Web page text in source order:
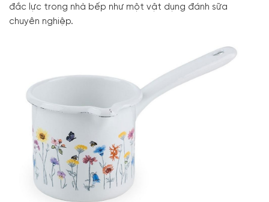
đắc lực trong nhà bếp như một vật dụng đánh sữa
chuyên nghiệp.